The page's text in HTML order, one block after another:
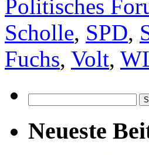
Politisches
Scholle, SPD,
Fuchs, Volt,
nach:
Neueste